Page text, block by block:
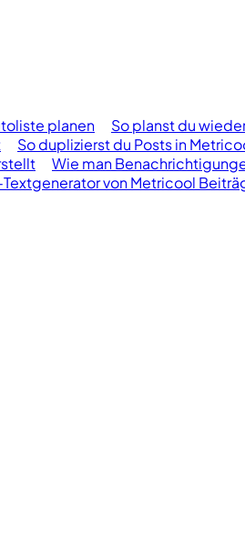
planen So planst du
So duplizierst du Posts in
Wie man
von Metricool